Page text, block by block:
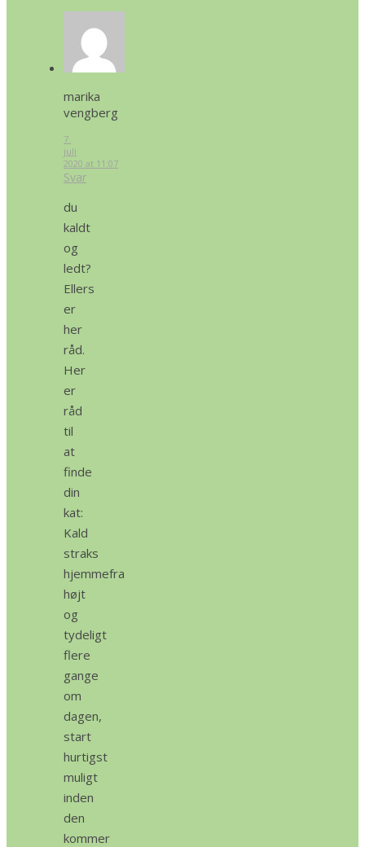
marika
vengberg
7.
juli
2020 at 11:07
Svar
du
kaldt
og
ledt?
Ellers
er
her
råd.
Her
er
råd
til
at
finde
din
kat:
Kald
straks
hjemmefra
højt
og
tydeligt
flere
gange
om
dagen,
start
hurtigst
muligt
inden
den
kommer